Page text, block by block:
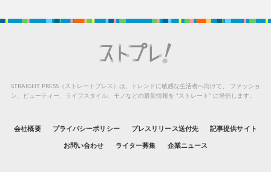
STRAIGHT PRESS（ストレートプレス）は、トレンドに敏感な生活者へ向けて、
ファッショ
ン、ビューティー、ライフスタイル、モノなどの最新情報を “ストレート” に発信します。
会社概要 プライバシーポリシー プレスリリース送付先 記事提供サイト
お問い合わせ ライター募集 企業ニュース